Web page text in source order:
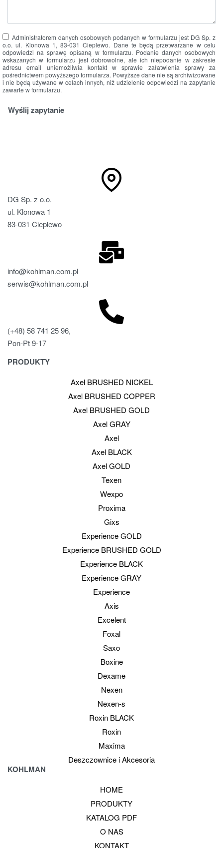
Administratorem danych osobowych podanych w formularzu jest DG Sp. z
o.o. ul. Klonowa 1, 83-031 Cieplewo. Dane te będą przetwarzane w celu
odpowiedzi na sprawę opisaną w formularzu. Podanie danych osobowych
wskazanych w formularzu jest dobrowolne, ale ich niepodanie w zakresie
adresu email uniemożliwia kontakt w sprawie załatwienia sprawy za
pośrednictwem powyższego formularza. Powyższe dane nie są archiwizowane
i nie będą używane w celach innych, niż udzielenie odpowiedzi na zapytanie
zawarte w formularzu.
DG Sp. z o.o.
ul. Klonowa 1
83-031 Cieplewo
info@kohlman.com.pl
serwis@kohlman.com.pl
(+48) 58 741 25 96,
Pon-Pt 9-17
PRODUKTY
Axel BRUSHED NICKEL
Axel BRUSHED COPPER
Axel BRUSHED GOLD
Axel GRAY
Axel
Axel BLACK
Axel GOLD
Texen
Wexpo
Proxima
Gixs
Experience GOLD
Experience BRUSHED GOLD
Experience BLACK
Experience GRAY
Experience
Axis
Excelent
Foxal
Saxo
Boxine
Dexame
Nexen
Nexen-s
Roxin BLACK
Roxin
Maxima
Deszczownice i Akcesoria
KOHLMAN
HOME
PRODUKTY
KATALOG PDF
O NAS
KONTAKT